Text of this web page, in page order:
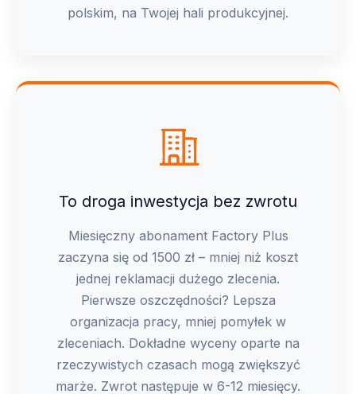
polskim, na Twojej hali produkcyjnej.
To droga inwestycja bez zwrotu
Miesięczny abonament Factory Plus
zaczyna się od 1500 zł – mniej niż koszt
jednej reklamacji dużego zlecenia.
Pierwsze oszczędności? Lepsza
organizacja pracy, mniej pomyłek w
zleceniach. Dokładne wyceny oparte na
rzeczywistych czasach mogą zwiększyć
marże. Zwrot następuje w 6-12 miesięcy.